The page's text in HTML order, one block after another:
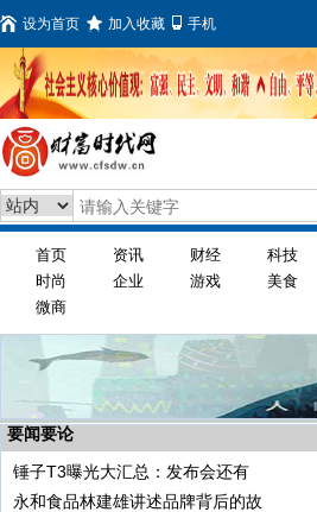
设为首页 加入收藏 手机
首页 资讯 财经 科技
时尚
企业 游戏 美食
微商
要闻要论
锤子T3曝光大汇总：发布会还有
永和食品林建雄讲述品牌背后的故